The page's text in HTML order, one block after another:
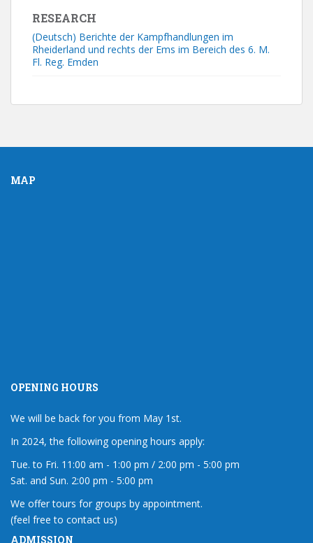
RESEARCH
(Deutsch) Berichte der Kampfhandlungen im
Rheiderland und rechts der Ems im Bereich des 6. M.
Fl. Reg. Emden
MAP
OPENING HOURS
We will be back for you from May 1st.
In 2024, the following opening hours apply:
Tue. to Fri. 11:00 am - 1:00 pm / 2:00 pm - 5:00 pm
Sat. and Sun. 2:00 pm - 5:00 pm
We offer tours for groups by appointment.
(feel free to contact us)
ADMISSION